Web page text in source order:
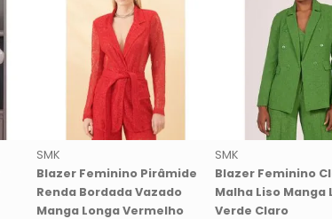
SMK
Blazer Feminino Pirâmide
Renda Bordada Vazado
Manga Longa Vermelho
SMK
Blazer Feminino
Malha Liso Manga
Verde Claro